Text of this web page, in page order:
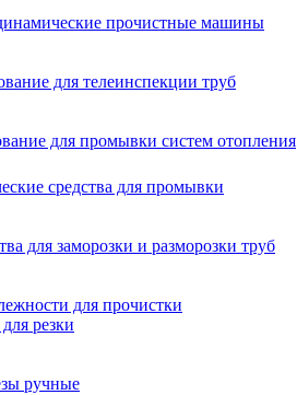
прочистные машины
для телеинспекции труб
для промывки систем отопления
средства для промывки
для заморозки и разморозки труб
для прочистки
резки
ручные